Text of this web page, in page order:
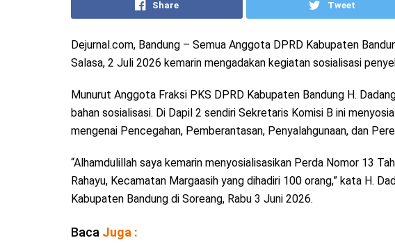
Share Tweet
Dejurnal.com, Bandung – Semua Anggota DPRD Kabupaten
Salasa, 2 Juli 2026 kemarin mengadakan kegiatan sosialisasi
Munurut Anggota Fraksi PKS DPRD Kabupaten Bandung H.
bahan sosialisasi. Di Dapil 2 sendiri Sekretaris Komisi B ini
mengenai Pencegahan, Pemberantasan, Penyalahgunaan, dan
“Alhamdulillah saya kemarin menyosialisasikan Perda Nomor 13
Rahayu, Kecamatan Margaasih yang dihadiri 100 orang,” kata H.
Kabupaten Bandung di Soreang, Rabu 3 Juni 2026.
Baca Juga :